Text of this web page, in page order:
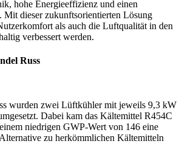
hohe Energieeffizienz und einen
Mit dieser zukunftsorientierten Lösung
als auch die Luftqualität in den
verbessert werden.
Russ
wurden zwei Lüftkühler mit jeweils 9,3 kW
Dabei kam das Kältemittel R454C
niedrigen GWP-Wert von 146 eine
zu herkömmlichen Kältemitteln